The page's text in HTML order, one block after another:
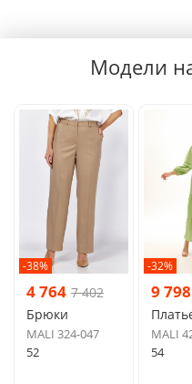
Модели
-38%
4 764 7 402
Брюки
MALI 324-047
52
-32%
9 798
MALI
54